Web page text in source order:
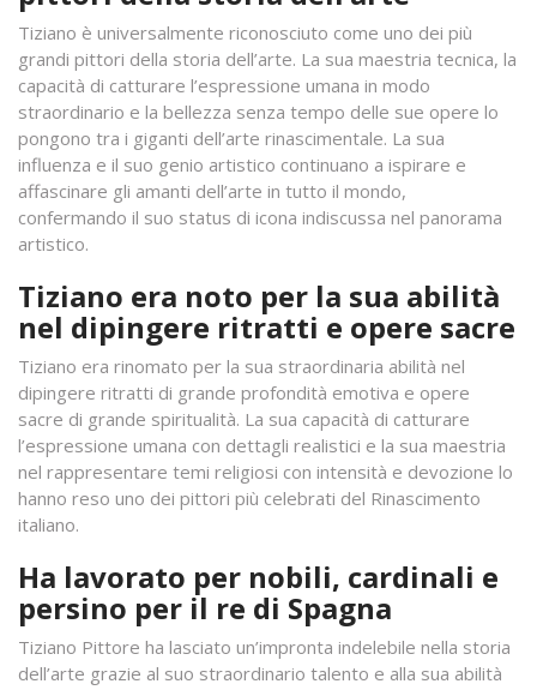
Tiziano è universalmente riconosciuto come uno dei più
grandi pittori della storia dell’arte. La sua maestria tecnica, la
capacità di catturare l’espressione umana in modo
straordinario e la bellezza senza tempo delle sue opere lo
pongono tra i giganti dell’arte rinascimentale. La sua
influenza e il suo genio artistico continuano a ispirare e
affascinare gli amanti dell’arte in tutto il mondo,
confermando il suo status di icona indiscussa nel panorama
artistico.
Tiziano era noto per la sua abilità
nel dipingere ritratti e opere sacre
Tiziano era rinomato per la sua straordinaria abilità nel
dipingere ritratti di grande profondità emotiva e opere
sacre di grande spiritualità. La sua capacità di catturare
l’espressione umana con dettagli realistici e la sua maestria
nel rappresentare temi religiosi con intensità e devozione lo
hanno reso uno dei pittori più celebrati del Rinascimento
italiano.
Ha lavorato per nobili, cardinali e
persino per il re di Spagna
Tiziano Pittore ha lasciato un’impronta indelebile nella storia
dell’arte grazie al suo straordinario talento e alla sua abilità